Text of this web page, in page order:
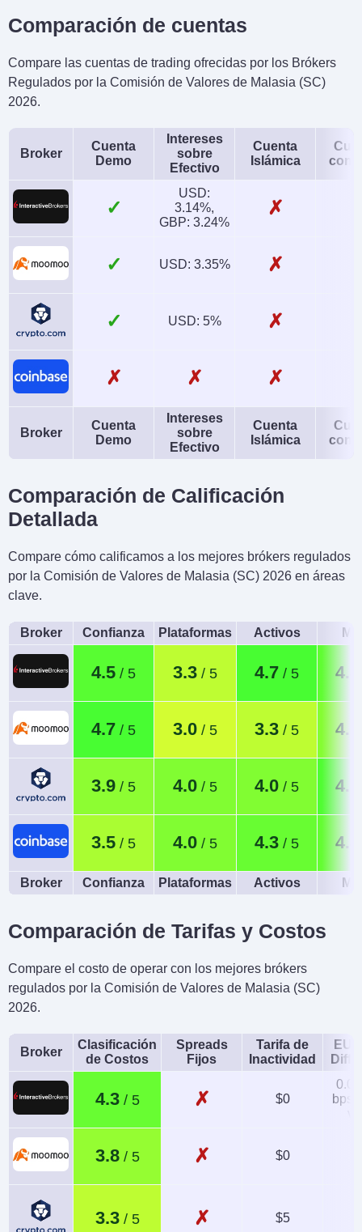
Comparación de cuentas
Compare las cuentas de trading ofrecidas por los Brókers
Regulados por la Comisión de Valores de Malasia (SC)
2026.
Broker
Cuenta
Demo
Intereses
sobre
Efectivo
Cuenta
Islámica
✓
USD:
3.14%,
GBP: 3.24%
✗
✓ USD: 3.35% ✗
✓ USD: 5% ✗
✗ ✗ ✗
Broker
Cuenta
Demo
Intereses
sobre
Efectivo
Cuenta
Islámica
Comparación de Calificación
Detallada
Compare cómo calificamos a los mejores brókers regulados
por la Comisión de Valores de Malasia (SC) 2026 en áreas
clave.
Broker Confianza Plataformas Activos
4.5 3.3 4.7 4.4
4.7 3.0 3.3 4.0
3.9 4.0 4.0 4.6
3.5 4.0 4.3 4.4
Broker Confianza Plataformas Activos
Comparación de Tarifas y Costos
Compare el costo de operar con los mejores brókers
regulados por la Comisión de Valores de Malasia (SC)
2026.
Broker
Clasificación
de Costos
Spreads
Fijos
Tarifa de
Inactividad
4.3 ✗ $0
bps
3.8 ✗ $0
3.3 ✗ $5